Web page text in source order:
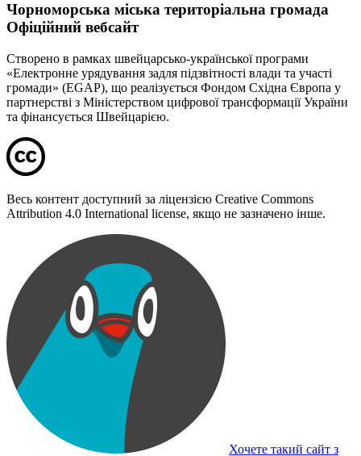
Чорноморська міська територіальна громада
Офіційний вебсайт
Створено в рамках швейцарсько-української програми
«Електронне урядування задля підзвітності влади та участі
громади» (EGAP), що реалізується Фондом Східна Європа у
партнерстві з Міністерством цифрової трансформації України
та фінансується Швейцарією.
Весь контент доступний за ліцензією Creative Commons
Attribution 4.0 International license, якщо не зазначено інше.
Хочете такий сайт з